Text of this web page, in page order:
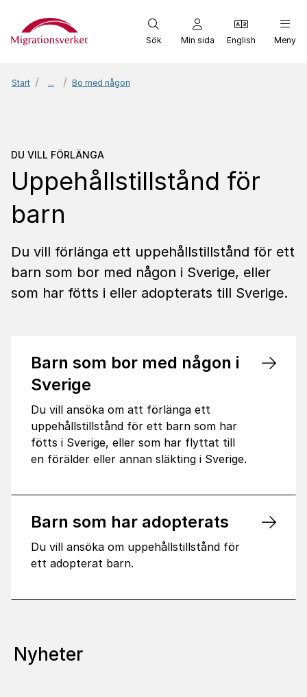
Start
Sök Min sida English Meny
Start ... Bo med någon
Du vill förlänga
DU VILL FÖRLÄNGA
Uppehållstillstånd för
barn
Du vill förlänga ett uppehållstillstånd för ett
barn som bor med någon i Sverige, eller
som har fötts i eller adopterats till Sverige.
Barn som bor med någon i
Sverige
Du vill ansöka om att förlänga ett
uppehållstillstånd för ett barn som har
fötts i Sverige, eller som har flyttat till
en förälder eller annan släkting i Sverige.
Barn som har adopterats
Du vill ansöka om uppehållstillstånd för
ett adopterat barn.
Nyheter